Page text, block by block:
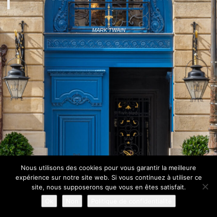
PRESSE FRANÇAISE
PRESSE INTERNATIONALE
CONTACT
MARK TWAIN
MARK TWAIN
Nous utilisons des cookies pour vous garantir la meilleure
expérience sur notre site web. Si vous continuez à utiliser ce
site, nous supposerons que vous en êtes satisfait.